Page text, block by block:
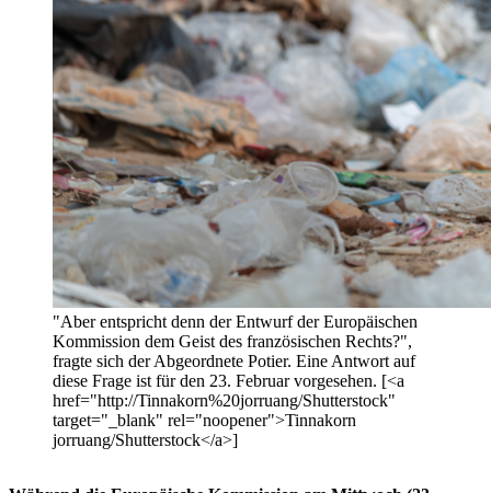
"Aber entspricht denn der Entwurf der Europäischen
Kommission dem Geist des französischen Rechts?",
fragte sich der Abgeordnete Potier. Eine Antwort auf
diese Frage ist für den 23. Februar vorgesehen. [<a
href="http://Tinnakorn%20jorruang/Shutterstock"
target="_blank" rel="noopener">Tinnakorn
jorruang/Shutterstock</a>]